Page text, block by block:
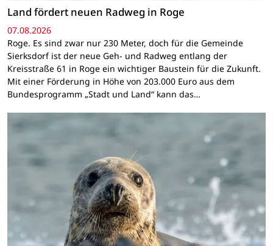
Land fördert neuen Radweg in Roge
07.08.2026
Roge. Es sind zwar nur 230 Meter, doch für die Gemeinde
Sierksdorf ist der neue Geh- und Radweg entlang der
Kreisstraße 61 in Roge ein wichtiger Baustein für die Zukunft.
Mit einer Förderung in Höhe von 203.000 Euro aus dem
Bundesprogramm „Stadt und Land“ kann das…